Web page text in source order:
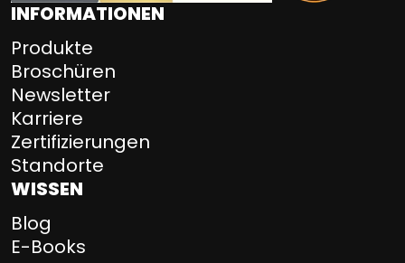
INFORMATIONEN
Produkte
Broschüren
Newsletter
Karriere
Zertifizierungen
Standorte
WISSEN
Blog
E-Books